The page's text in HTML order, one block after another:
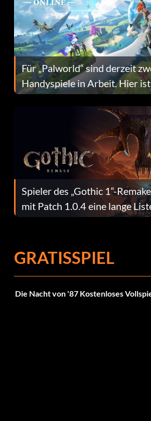
Für „Palworld“ sind derzeit
Handyspiele in Arbeit. Hier
dafür.
Spieler des „Gothic 1“-
mit Patch 1.0.4 eine lange
Fehlerbehebungen
GRATISSPIEL
Die Nacht von '87 Kostenloses